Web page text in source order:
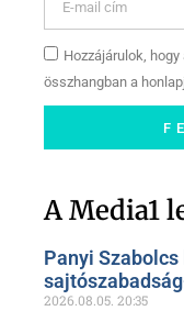
Hozzájárulok,
összhangban a
oldalunkon!
A Media1
Panyi
2026.08.05. 20:35